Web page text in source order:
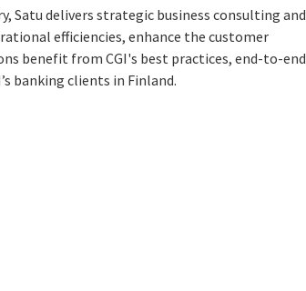
Satu delivers strategic business consulting and
efficiencies, enhance the customer
benefit from CGI's best practices, end-to-end
banking clients in Finland.
Print